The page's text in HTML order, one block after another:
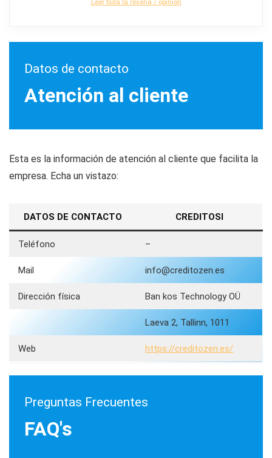
Leer toda la reseña / opinión
Datos de contacto
Atención al cliente
Esta es la información de atención al cliente que facilita la
empresa. Echa un vistazo:
DATOS DE CONTACTO CREDITOSI
Teléfono –
Mail info@creditozen.es
Dirección física Ban kos Technology OÜ
Laeva 2, Tallinn, 1011
Web https://creditozen.es/
Preguntas Frecuentes
FAQ's